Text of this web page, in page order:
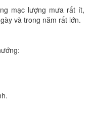
mạc lượng mưa rất ít,
và trong năm rất lớn.